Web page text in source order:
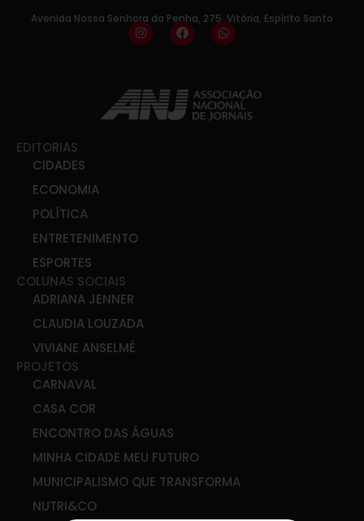
Avenida Nossa Senhora da Penha, 275, Vitória, Espírito Santo
EDITORIAS
CIDADES
ECONOMIA
POLÍTICA
ENTRETENIMENTO
ESPORTES
COLUNAS SOCIAIS
ADRIANA JENNER
CLAUDIA LOUZADA
VIVIANE ANSELMÉ
PROJETOS
CARNAVAL
CASA COR
ENCONTRO DAS ÁGUAS
MINHA CIDADE MEU FUTURO
MUNICIPALISMO QUE TRANSFORMA
NUTRI&CO